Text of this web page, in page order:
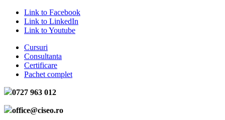
Link to Facebook
Link to LinkedIn
Link to Youtube
Cursuri
Consultanta
Certificare
Pachet complet
0727 963 012
office@ciseo.ro